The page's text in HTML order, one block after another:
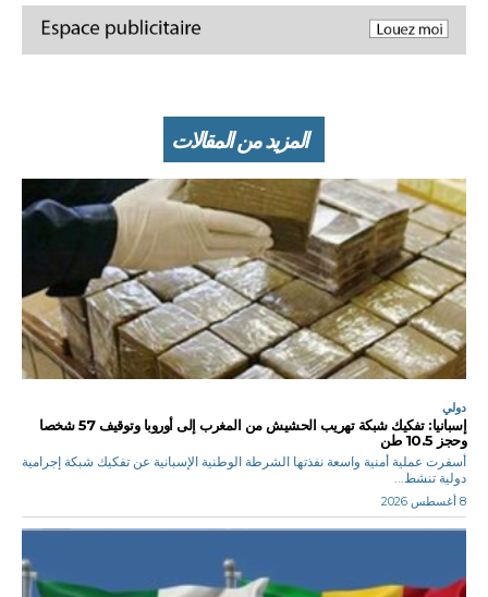
المزيد من المقالات
دولي
إسبانيا: تفكيك شبكة تهريب الحشيش من المغرب إلى أوروبا وتوقيف 57 شخصا
وحجز 10.5 طن
أسفرت عملية أمنية واسعة نفذتها الشرطة الوطنية الإسبانية عن تفكيك شبكة إجرامية
دولية تنشط...
8 أغسطس 2026